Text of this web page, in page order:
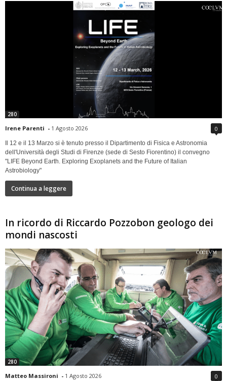
280
Irene Parenti - 1 Agosto 2026 0
Il 12 e il 13 Marzo si è tenuto presso il Dipartimento di Fisica e Astronomia
dell'Università degli Studi di Firenze (sede di Sesto Fiorentino) il convegno
"LIFE Beyond Earth. Exploring Exoplanets and the Future of Italian
Astrobiology"
Continua a leggere
In ricordo di Riccardo Pozzobon geologo dei
mondi nascosti
280
Matteo Massironi - 1 Agosto 2026 0